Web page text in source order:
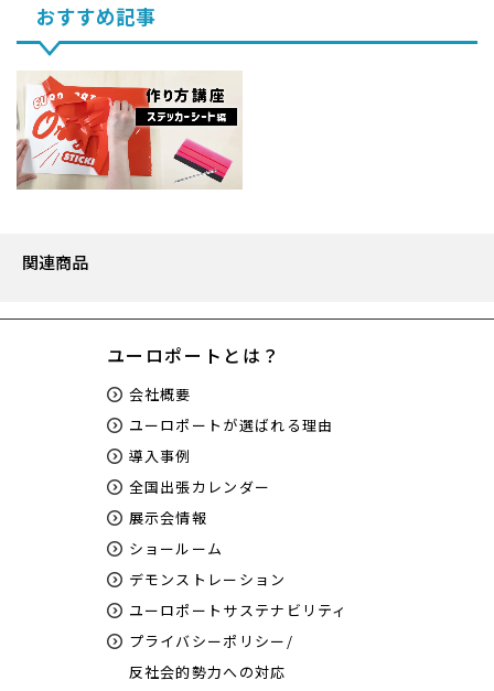
おすすめ記事
関連商品
ユーロポートとは？
会社概要
ユーロポートが選ばれる理由
導入事例
全国出張カレンダー
展示会情報
ショールーム
デモンストレーション
ユーロポートサステナビリティ
プライバシーポリシー/
反社会的勢力への対応